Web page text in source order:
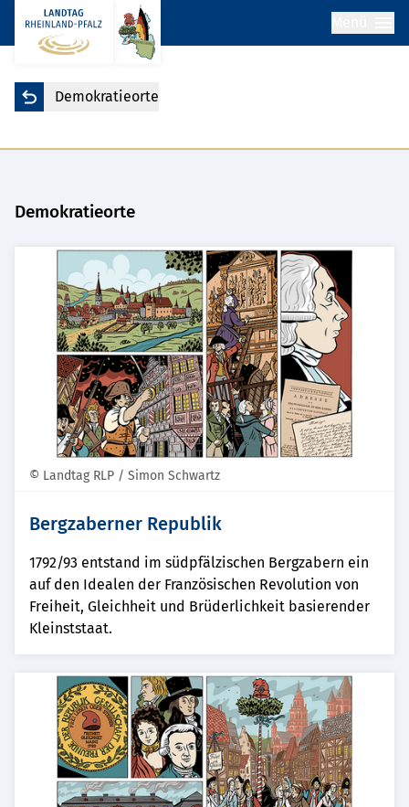
Demokratieorte
Demokratieorte
© Landtag RLP / Simon Schwartz
Bergzaberner Republik
1792/93 entstand im südpfälzischen Bergzabern ein
auf den Idealen der Französischen Revolution von
Freiheit, Gleichheit und Brüderlichkeit basierender
Kleinststaat.